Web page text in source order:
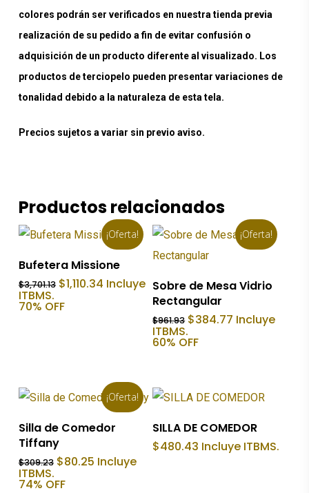
colores podrán ser verificados en nuestra tienda previa
realización de su pedido a fin de evitar confusión o
adquisición de un producto diferente al visualizado. Los
productos de terciopelo pueden presentar variaciones de
tonalidad debido a la naturaleza de esta tela.
Precios sujetos a variar sin previo aviso.
Productos relacionados
¡Oferta!
Añadir Al Carrito
Bufetera Missione
$3,701.13 El
precio
original
$1,110.34El
precio
Incluye
ITBMS.
70% OFF
¡Oferta!
Añadir Al Carrito
Sobre de Mesa Vidrio
Rectangular
$961.93 El
precio
original
$384.77 El
precio
Incluye
ITBMS.
60% OFF
¡Oferta!
Añadir Al Carrito
Silla de Comedor
Tiffany
$309.23 El
original
$80.25El
precio
Incluye
ITBMS.
74% OFF
Añadir Al Carrito
SILLA DE COMEDOR
$480.43 Incluye ITBMS.